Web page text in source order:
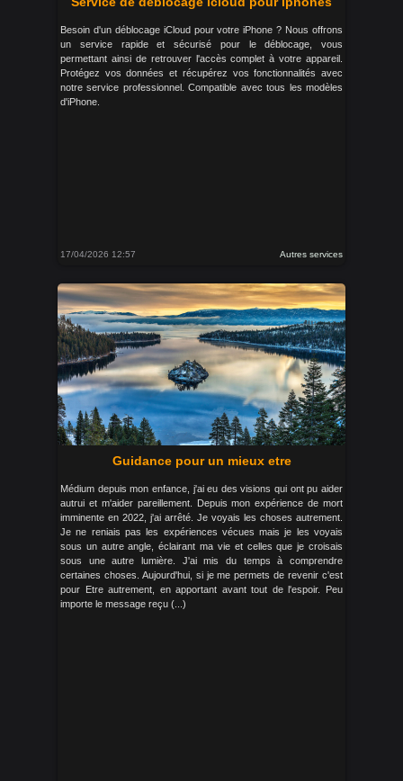
Besoin d'un déblocage iCloud pour votre iPhone ? Nous offrons
un service rapide et sécurisé pour le déblocage, vous
permettant ainsi de retrouver l'accès complet à votre appareil.
Protégez vos données et récupérez vos fonctionnalités avec
notre service professionnel. Compatible avec tous les modèles
d'iPhone.
17/04/2026 12:57 Autres services
Guidance pour un mieux etre
Médium depuis mon enfance, j'ai eu des visions qui ont pu aider
autrui et m'aider pareillement. Depuis mon expérience de mort
imminente en 2022, j'ai arrêté. Je voyais les choses autrement.
Je ne reniais pas les expériences vécues mais je les voyais
sous un autre angle, éclairant ma vie et celles que je croisais
sous une autre lumière. J'ai mis du temps à comprendre
certaines choses. Aujourd'hui, si je me permets de revenir c'est
pour Etre autrement, en apportant avant tout de l'espoir. Peu
importe le message reçu (...)